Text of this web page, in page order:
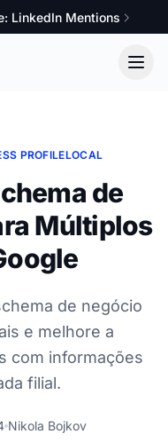
LinkedIn Mentions
PROFILELOCAL
de
Múltiplos
de negócio
e melhore a
com informações
filial.
Nikola Bojkov